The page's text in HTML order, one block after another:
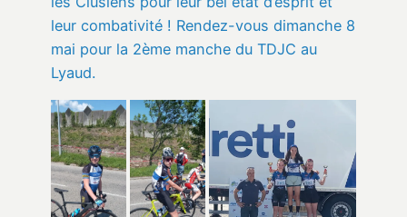
leur combativité ! Rendez-vous dimanche 8
mai pour la 2ème manche du TDJC au
Lyaud.